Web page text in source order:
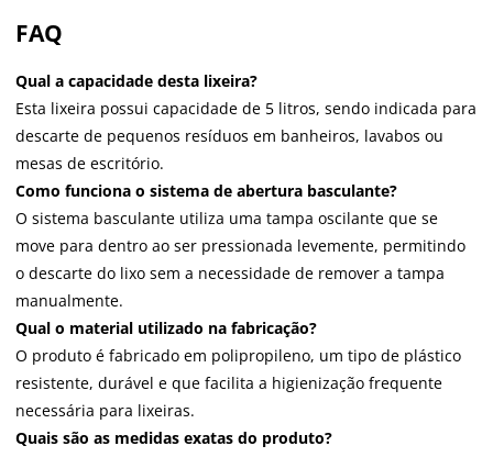
FAQ
Qual a capacidade desta lixeira?
Esta lixeira possui capacidade de 5 litros, sendo indicada para
descarte de pequenos resíduos em banheiros, lavabos ou
mesas de escritório.
Como funciona o sistema de abertura basculante?
O sistema basculante utiliza uma tampa oscilante que se
move para dentro ao ser pressionada levemente, permitindo
o descarte do lixo sem a necessidade de remover a tampa
manualmente.
Qual o material utilizado na fabricação?
O produto é fabricado em polipropileno, um tipo de plástico
resistente, durável e que facilita a higienização frequente
necessária para lixeiras.
Quais são as medidas exatas do produto?